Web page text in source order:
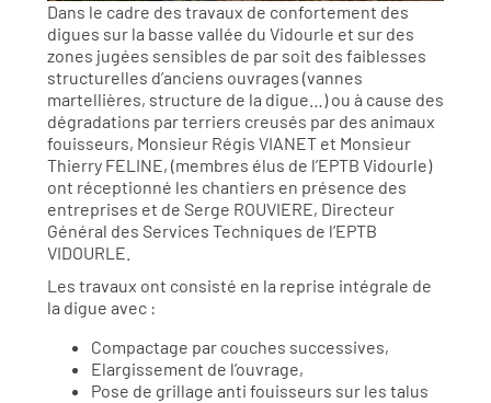
Dans le cadre des travaux de confortement des
digues sur la basse vallée du Vidourle et sur des
zones jugées sensibles de par soit des faiblesses
structurelles d’anciens ouvrages (vannes
martellières, structure de la digue…) ou à cause des
dégradations par terriers creusés par des animaux
fouisseurs, Monsieur Régis VIANET et Monsieur
Thierry FELINE, (membres élus de l’EPTB Vidourle)
ont réceptionné les chantiers en présence des
entreprises et de Serge ROUVIERE, Directeur
Général des Services Techniques de l’EPTB
VIDOURLE.
Les travaux ont consisté en la reprise intégrale de
la digue avec :
Compactage par couches successives,
Elargissement de l’ouvrage,
Pose de grillage anti fouisseurs sur les talus